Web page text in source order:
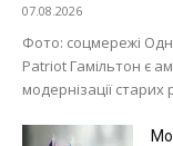
07.08.2026
Фото: соцмережі
Patriot Гамільтон є
модернізації старих